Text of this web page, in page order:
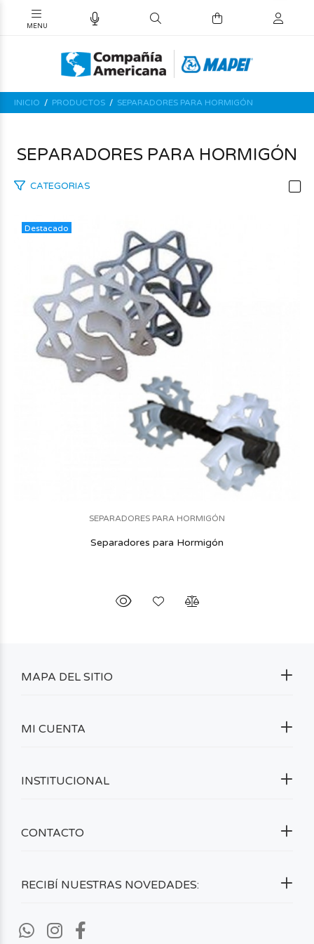
INICIO PRODUCTOS SEPARADORES PARA HORMIGÓN
SEPARADORES PARA HORMIGÓN
CATEGORIAS
Destacado
SEPARADORES PARA HORMIGÓN
Separadores para Hormigón
RECIBÍ NUESTRAS NOVEDADES:
MAPA DEL SITIO
MI CUENTA
INSTITUCIONAL
CONTACTO